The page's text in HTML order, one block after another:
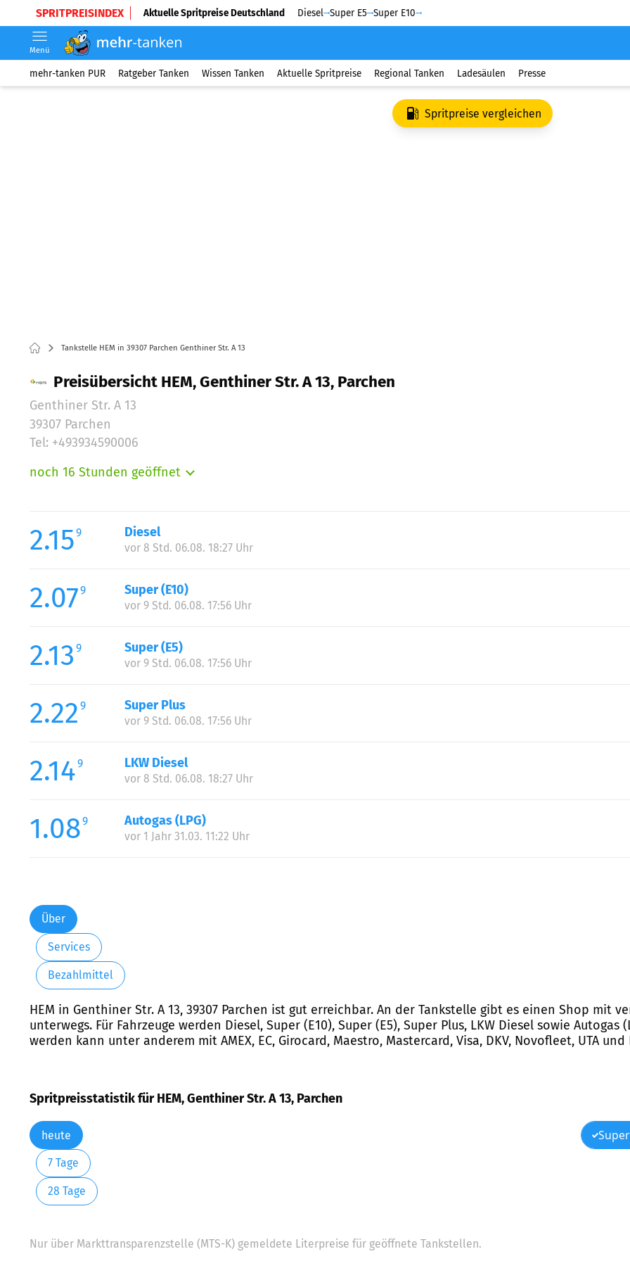
SPRITPREISINDEX Aktuelle Spritpreise Deutschland Diesel Super E5 Super E10
Menü
mehr-tanken PUR Ratgeber Tanken Wissen Tanken Aktuelle Spritpreise Regional Tanken Ladesäulen Presse
Spritpreise vergleichen
Tankstelle HEM in 39307 Parchen Genthiner Str. A 13
Preisübersicht HEM, Genthiner Str. A 13, Parchen
Genthiner Str. A 13
39307 Parchen
Tel: +493934590006
noch 16 Stunden geöffnet
Mittwoch:
Donnerstag:
Samstag:
Sonntag:
2.159 Diesel
vor 8 Std. 06.08. 18:27 Uhr
2.079 Super (E10)
vor 9 Std. 06.08. 17:56 Uhr
2.13 9 Super (E5)
vor 9 Std. 06.08. 17:56 Uhr
2.22 9 Super Plus
vor 9 Std. 06.08. 17:56 Uhr
2.149 LKW Diesel
vor 8 Std. 06.08. 18:27 Uhr
1.089 Autogas (LPG)
vor 1 Jahr 31.03. 11:22 Uhr
Über
Services
Bezahlmittel
HEM in Genthiner Str. A 13, 39307 Parchen ist gut erreichbar. An der Tankstelle gibt es einen Shop mit
unterwegs. Für Fahrzeuge werden Diesel, Super (E10), Super (E5), Super Plus, LKW Diesel sowie
werden kann unter anderem mit AMEX, EC, Girocard, Maestro, Mastercard, Visa, DKV, Novofleet, UTA und
Spritpreisstatistik für HEM, Genthiner Str. A 13, Parchen
heute
7 Tage
28 Tage
Nur über Markttransparenzstelle (MTS-K) gemeldete Literpreise für geöffnete Tankstellen.